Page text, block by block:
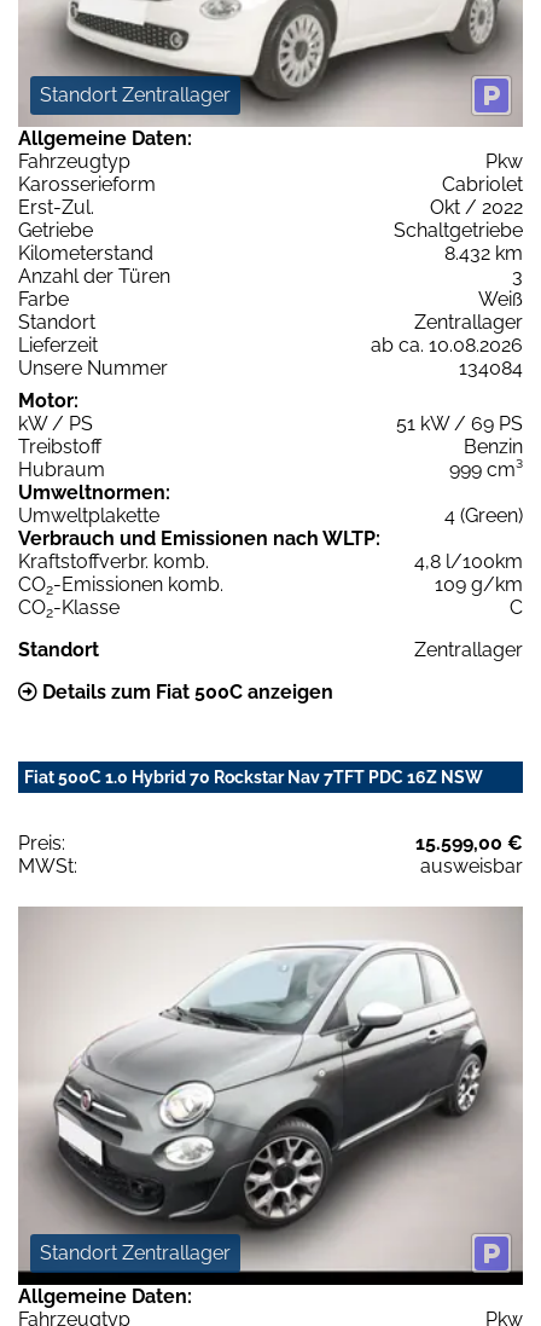
Standort Zentrallager
Allgemeine Daten:
Fahrzeugtyp
Pkw
Karosserieform
Cabriolet
Erst-Zul.
Okt / 2022
Getriebe
Schaltgetriebe
Kilometerstand
8.432 km
Anzahl der Türen
3
Farbe
Weiß
Standort
Zentrallager
Lieferzeit
ab ca. 10.08.2026
Unsere Nummer
134084
Motor:
kW / PS
51 kW / 69 PS
Treibstoff
Benzin
Hubraum
999 cm³
Umweltnormen:
Umweltplakette
4 (Green)
Verbrauch und Emissionen nach WLTP:
Kraftstoffverbr. komb.
4,8 l/100km
CO2-Emissionen komb.
109 g/km
CO2-Klasse
C
Standort
Zentrallager
Details zum Fiat 500C anzeigen
Fiat 500C 1.0 Hybrid 70 Rockstar Nav 7TFT PDC 16Z NSW
Preis:
15.599,00 €
MWSt:
ausweisbar
Standort Zentrallager
Allgemeine Daten:
Fahrzeugtyp
Pkw